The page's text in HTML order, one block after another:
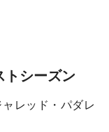
トシーズン
レッド・パダレ